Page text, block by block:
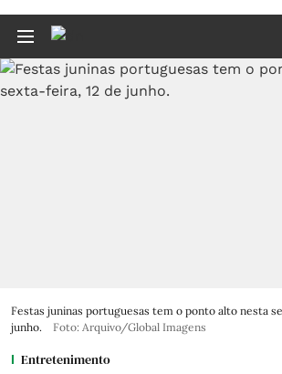
Festas juninas portuguesas tem o ponto alto nesta
junho.
Foto: Arquivo/Global Imagens
Entretenimento